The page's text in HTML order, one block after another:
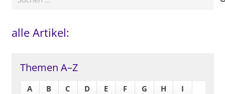
alle Artikel:
Themen A–Z
A B C D E F G H
I